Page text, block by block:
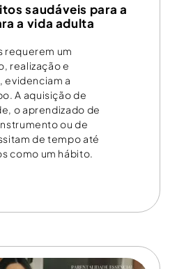
saudáveis para a
a vida adulta
requerem um
realização e
evidenciam a
A aquisição de
o aprendizado de
ou de
de tempo até
como um hábito.